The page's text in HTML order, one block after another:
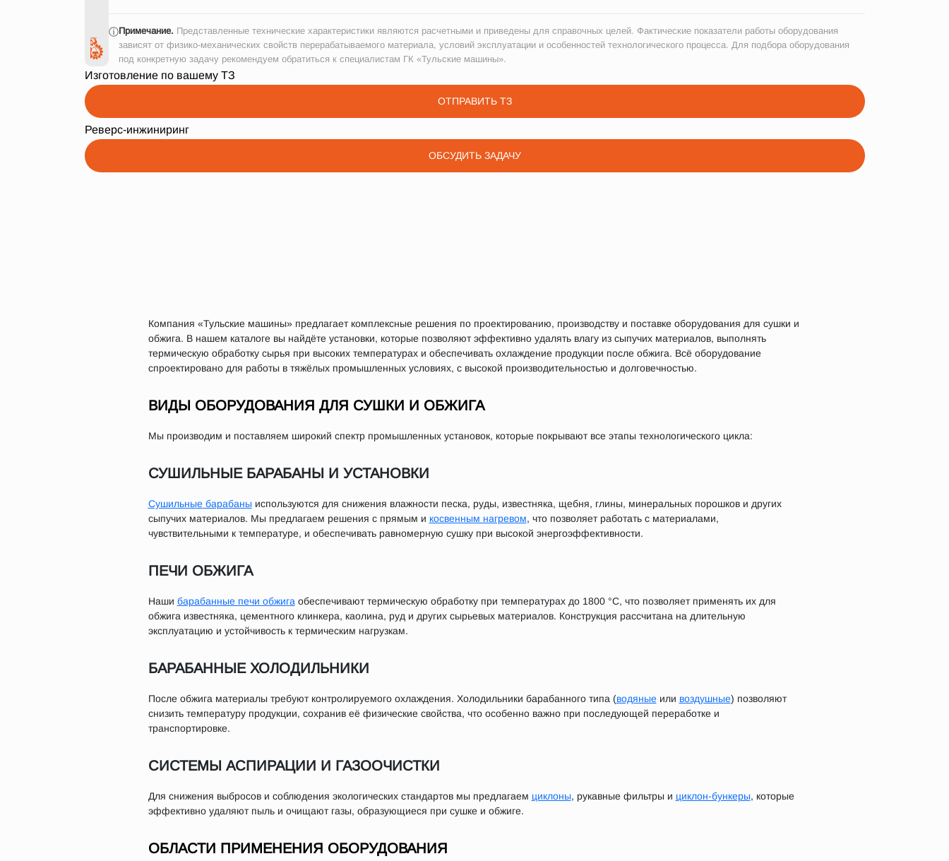
ⓘПримечание. Представленные технические характеристики являются расчетными и приведены для справочных целей. Фактические показатели работы оборудования
зависят от физико-механических свойств перерабатываемого материала, условий эксплуатации и особенностей технологического процесса. Для подбора оборудования
под конкретную задачу рекомендуем обратиться к специалистам ГК «Тульские машины».
Изготовление по вашему ТЗ
ОТПРАВИТЬ ТЗ
Реверс-инжиниринг
ОБСУДИТЬ ЗАДАЧУ
Компания «Тульские машины» предлагает комплексные решения по проектированию, производству и поставке оборудования для сушки и
обжига. В нашем каталоге вы найдёте установки, которые позволяют эффективно удалять влагу из сыпучих материалов, выполнять
термическую обработку сырья при высоких температурах и обеспечивать охлаждение продукции после обжига. Всё оборудование
спроектировано для работы в тяжёлых промышленных условиях, с высокой производительностью и долговечностью.
ВИДЫ ОБОРУДОВАНИЯ ДЛЯ СУШКИ И ОБЖИГА
Мы производим и поставляем широкий спектр промышленных установок, которые покрывают все этапы технологического цикла:
СУШИЛЬНЫЕ БАРАБАНЫ И УСТАНОВКИ
Сушильные барабаны используются для снижения влажности песка, руды, известняка, щебня, глины, минеральных порошков и других
сыпучих материалов. Мы предлагаем решения с прямым и косвенным нагревом, что позволяет работать с материалами,
чувствительными к температуре, и обеспечивать равномерную сушку при высокой энергоэффективности.
ПЕЧИ ОБЖИГА
Наши барабанные печи обжига обеспечивают термическую обработку при температурах до 1800 °C, что позволяет применять их для
обжига известняка, цементного клинкера, каолина, руд и других сырьевых материалов. Конструкция рассчитана на длительную
эксплуатацию и устойчивость к термическим нагрузкам.
БАРАБАННЫЕ ХОЛОДИЛЬНИКИ
После обжига материалы требуют контролируемого охлаждения. Холодильники барабанного типа (водяные или воздушные) позволяют
снизить температуру продукции, сохранив её физические свойства, что особенно важно при последующей переработке и
транспортировке.
СИСТЕМЫ АСПИРАЦИИ И ГАЗООЧИСТКИ
Для снижения выбросов и соблюдения экологических стандартов мы предлагаем циклоны, рукавные фильтры и циклон-бункеры, которые
эффективно удаляют пыль и очищают газы, образующиеся при сушке и обжиге.
ОБЛАСТИ ПРИМЕНЕНИЯ ОБОРУДОВАНИЯ